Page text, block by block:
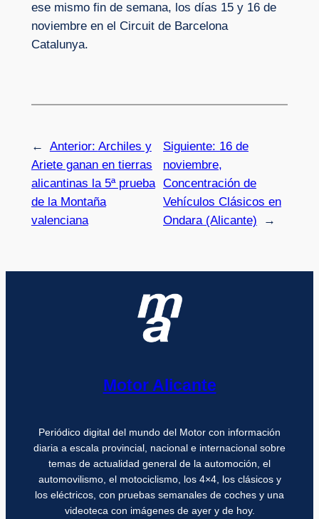
ese mismo fin de semana, los días 15 y 16 de
noviembre en el Circuit de Barcelona
Catalunya.
← Anterior: Archiles y
Ariete ganan en tierras
alicantinas la 5ª prueba
de la Montaña
valenciana
Siguiente: 16 de
noviembre,
Concentración de
Vehículos Clásicos en
Ondara (Alicante)
→
Motor Alicante
Periódico digital del mundo del Motor con información
diaria a escala provincial, nacional e internacional sobre
temas de actualidad general de la automoción, el
automovilismo, el motociclismo, los 4×4, los clásicos y
los eléctricos, con pruebas semanales de coches y una
videoteca con imágenes de ayer y de hoy.